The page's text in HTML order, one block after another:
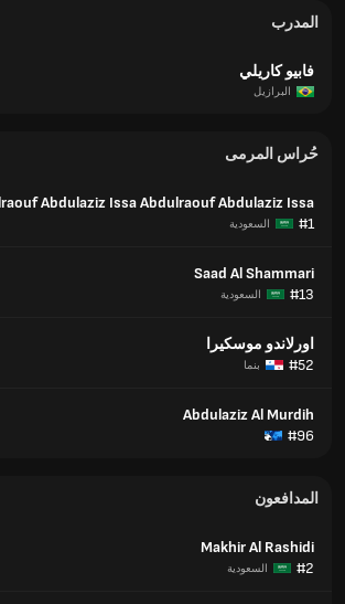
المدرب
فابيو كاريلي
البرازيل
حُراس المرمى
Abdulaziz Issa Abdulraouf Abdulaziz Issa
#1
السعودية
Saad Al Shammari
#13
السعودية
اورلاندو موسكيرا
#52
بنما
Abdulaziz Al Murdih
#96
المدافعون
Makhir Al Rashidi
#2
السعودية